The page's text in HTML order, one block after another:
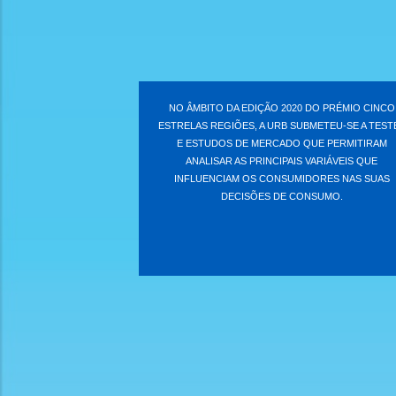
NO ÂMBITO DA EDIÇÃO 2020 DO PRÉMIO CINCO
ESTRELAS REGIÕES, A URB SUBMETEU-SE A
E ESTUDOS DE MERCADO QUE PERMITIRAM
ANALISAR AS PRINCIPAIS VARIÁVEIS QUE
INFLUENCIAM OS CONSUMIDORES NAS SUAS
DECISÕES DE CONSUMO.